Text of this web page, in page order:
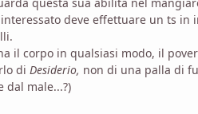
deve effettuare un ts
il corpo in qualsiasi modo, il
di Desiderio, non di una palla di
dal male...?)